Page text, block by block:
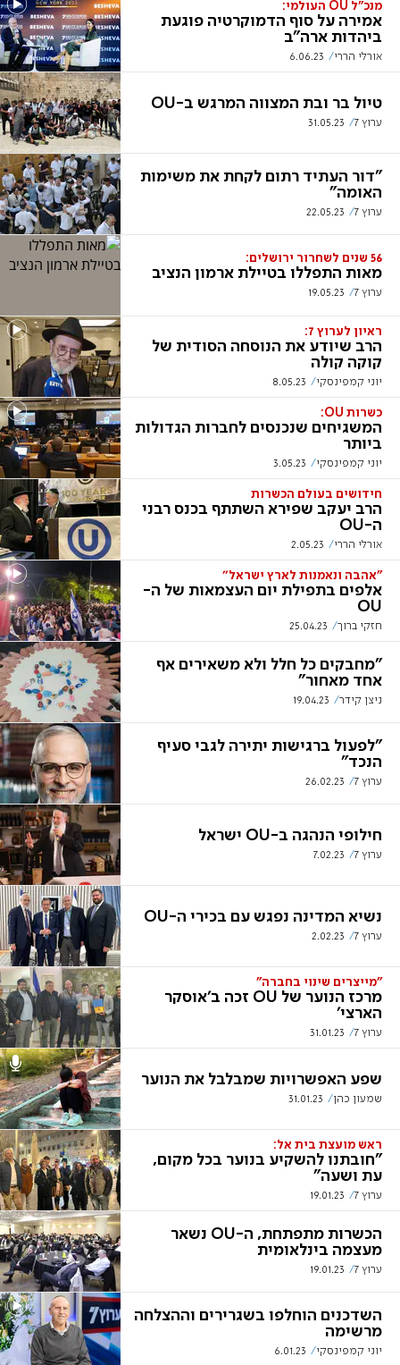
מנכ"ל OU העולמי:
אמירה על סוף הדמוקרטיה פוגעת
ביהדות ארה"ב
אורלי הררי 6.06.23
טיול בר ובת המצווה המרגש ב-OU
ערוץ 7 31.05.23
"דור העתיד רתום לקחת את משימות
האומה"
ערוץ 7 22.05.23
56 שנים לשחרור ירושלים:
מאות התפללו בטיילת ארמון הנציב
ערוץ 7 19.05.23
ראיון לערוץ 7:
הרב שיודע את הנוסחה הסודית של
קוקה קולה
יוני קמפינסקי 8.05.23
כשרות OU:
המשגיחים שנכנסים לחברות הגדולות
ביותר
יוני קמפינסקי 3.05.23
חידושים בעולם הכשרות
הרב יעקב שפירא השתתף בכנס רבני
ה-OU
אורלי הררי 2.05.23
"אהבה ונאמנות לארץ ישראל''
אלפים בתפילת יום העצמאות של ה-
OU
חזקי ברוך 25.04.23
"מחבקים כל חלל ולא משאירים אף
אחד מאחור"
ניצן קידר 19.04.23
"לפעול ברגישות יתירה לגבי סעיף
הנכד"
ערוץ 7 26.02.23
חילופי הנהגה ב-OU ישראל
ערוץ 7 7.02.23
נשיא המדינה נפגש עם בכירי ה-OU
ערוץ 7 2.02.23
"מייצרים שינוי בחברה"
מרכז הנוער של OU זכה ב'אוסקר
הארצי'
ערוץ 7 31.01.23
שפע האפשרויות שמבלבל את הנוער
שמעון כהן 31.01.23
ראש מועצת בית אל:
"חובתנו להשקיע בנוער בכל מקום,
עת ושעה"
ערוץ 7 19.01.23
הכשרות מתפתחת, ה-OU נשאר
מעצמה בינלאומית
ערוץ 7 19.01.23
השדכנים הוחלפו בשגרירים וההצלחה
מרשימה
יוני קמפינסקי 6.01.23